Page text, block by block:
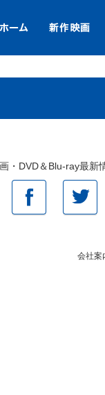
・DVD＆Blu-ray最新
会社案